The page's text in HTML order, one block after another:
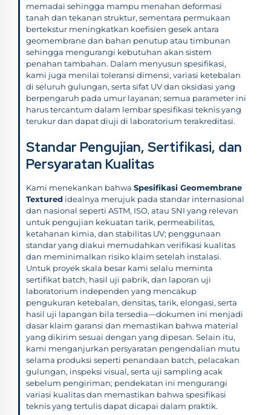
memadai sehingga mampu menahan deformasi
tanah dan tekanan struktur, sementara permukaan
bertekstur meningkatkan koefisien gesek antara
geomembrane dan bahan penutup atau timbunan
sehingga mengurangi kebutuhan akan sistem
penahan tambahan. Dalam menyusun spesifikasi,
kami juga menilai toleransi dimensi, variasi ketebalan
di seluruh gulungan, serta sifat UV dan oksidasi yang
berpengaruh pada umur layanan; semua parameter ini
harus tercantum dalam lembar spesifikasi teknis yang
terukur dan dapat diuji di laboratorium terakreditasi.
Standar Pengujian, Sertifikasi, dan
Persyaratan Kualitas
Kami menekankan bahwa Spesifikasi Geomembrane
Textured idealnya merujuk pada standar internasional
dan nasional seperti ASTM, ISO, atau SNI yang relevan
untuk pengujian kekuatan tarik, permeabilitas,
ketahanan kimia, dan stabilitas UV; penggunaan
standar yang diakui memudahkan verifikasi kualitas
dan meminimalkan risiko klaim setelah instalasi.
Untuk proyek skala besar kami selalu meminta
sertifikat batch, hasil uji pabrik, dan laporan uji
laboratorium independen yang mencakup
pengukuran ketebalan, densitas, tarik, elongasi, serta
hasil uji lapangan bila tersedia—dokumen ini menjadi
dasar klaim garansi dan memastikan bahwa material
yang dikirim sesuai dengan yang dipesan. Selain itu,
kami menganjurkan persyaratan pengendalian mutu
selama produksi seperti penandaan batch, pelacakan
gulungan, inspeksi visual, serta uji sampling acak
sebelum pengiriman; pendekatan ini mengurangi
variasi kualitas dan memastikan bahwa spesifikasi
teknis yang tertulis dapat dicapai dalam praktik.